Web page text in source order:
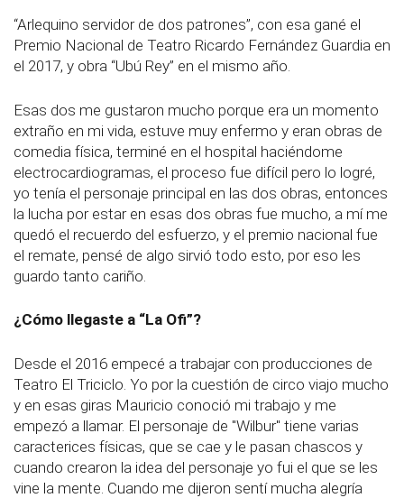
“Arlequino servidor de dos patrones”, con esa gané el
Premio Nacional de Teatro Ricardo Fernández Guardia en
el 2017, y obra “Ubú Rey” en el mismo año.
Esas dos me gustaron mucho porque era un momento
extraño en mi vida, estuve muy enfermo y eran obras de
comedia física, terminé en el hospital haciéndome
electrocardiogramas, el proceso fue difícil pero lo logré,
yo tenía el personaje principal en las dos obras, entonces
la lucha por estar en esas dos obras fue mucho, a mí me
quedó el recuerdo del esfuerzo, y el premio nacional fue
el remate, pensé de algo sirvió todo esto, por eso les
guardo tanto cariño.
¿Cómo llegaste a “La Ofi”?
Desde el 2016 empecé a trabajar con producciones de
Teatro El Triciclo. Yo por la cuestión de circo viajo mucho
y en esas giras Mauricio conoció mi trabajo y me
empezó a llamar. El personaje de "Wilbur" tiene varias
caracterices físicas, que se cae y le pasan chascos y
cuando crearon la idea del personaje yo fui el que se les
vine la mente. Cuando me dijeron sentí mucha alegría